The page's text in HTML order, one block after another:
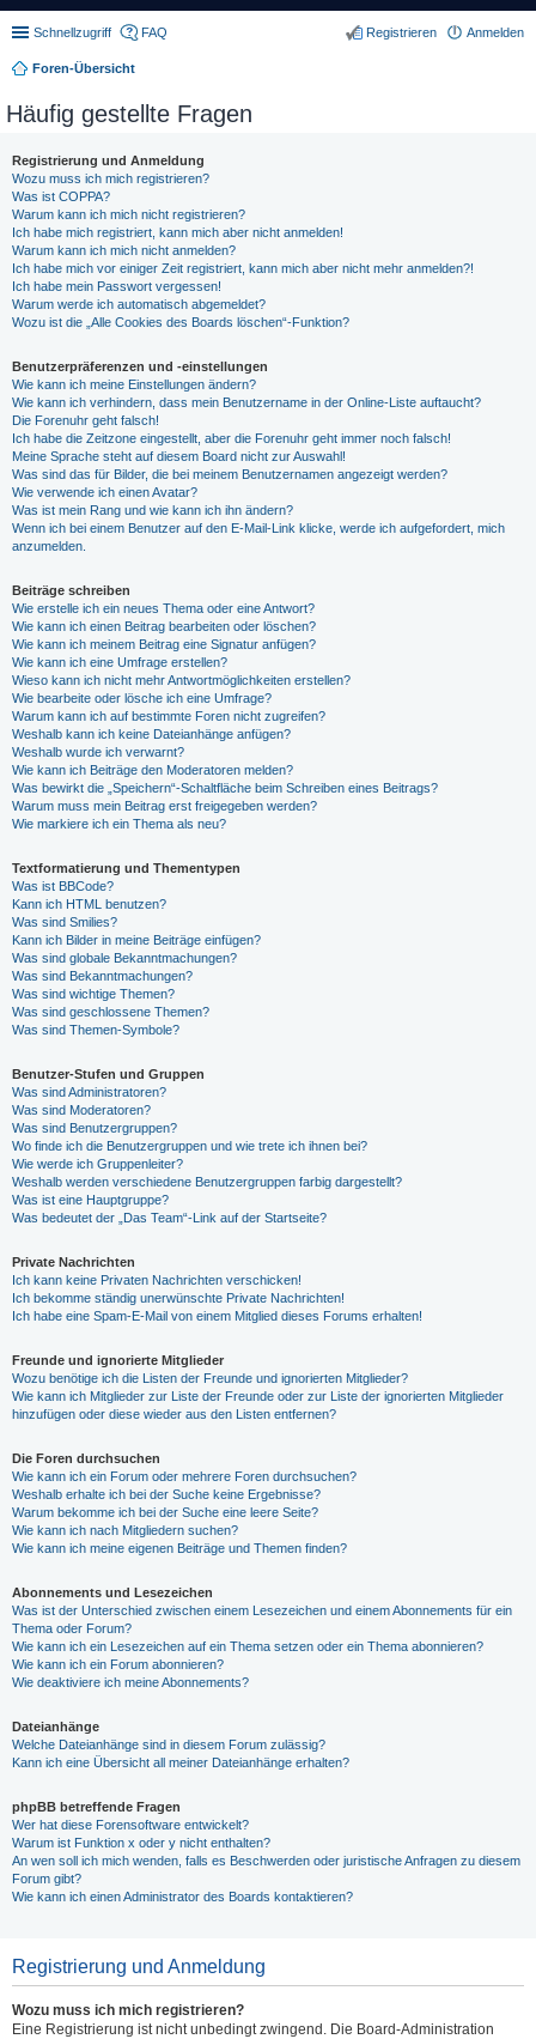
Schnellzugriff FAQ Anmelden
Registrieren
Foren-Übersicht
Häufig gestellte Fragen
Registrierung und Anmeldung
Wozu muss ich mich registrieren?
Was ist COPPA?
Warum kann ich mich nicht registrieren?
Ich habe mich registriert, kann mich aber nicht anmelden!
Warum kann ich mich nicht anmelden?
Ich habe mich vor einiger Zeit registriert, kann mich aber nicht mehr anmelden?!
Ich habe mein Passwort vergessen!
Warum werde ich automatisch abgemeldet?
Wozu ist die „Alle Cookies des Boards löschen“-Funktion?
Benutzerpräferenzen und -einstellungen
Wie kann ich meine Einstellungen ändern?
Wie kann ich verhindern, dass mein Benutzername in der Online-Liste auftaucht?
Die Forenuhr geht falsch!
Ich habe die Zeitzone eingestellt, aber die Forenuhr geht immer noch falsch!
Meine Sprache steht auf diesem Board nicht zur Auswahl!
Was sind das für Bilder, die bei meinem Benutzernamen angezeigt werden?
Wie verwende ich einen Avatar?
Was ist mein Rang und wie kann ich ihn ändern?
Wenn ich bei einem Benutzer auf den E-Mail-Link klicke, werde ich aufgefordert, mich
anzumelden.
Beiträge schreiben
Wie erstelle ich ein neues Thema oder eine Antwort?
Wie kann ich einen Beitrag bearbeiten oder löschen?
Wie kann ich meinem Beitrag eine Signatur anfügen?
Wie kann ich eine Umfrage erstellen?
Wieso kann ich nicht mehr Antwortmöglichkeiten erstellen?
Wie bearbeite oder lösche ich eine Umfrage?
Warum kann ich auf bestimmte Foren nicht zugreifen?
Weshalb kann ich keine Dateianhänge anfügen?
Weshalb wurde ich verwarnt?
Wie kann ich Beiträge den Moderatoren melden?
Was bewirkt die „Speichern“-Schaltfläche beim Schreiben eines Beitrags?
Warum muss mein Beitrag erst freigegeben werden?
Wie markiere ich ein Thema als neu?
Textformatierung und Thementypen
Was ist BBCode?
Kann ich HTML benutzen?
Was sind Smilies?
Kann ich Bilder in meine Beiträge einfügen?
Was sind globale Bekanntmachungen?
Was sind Bekanntmachungen?
Was sind wichtige Themen?
Was sind geschlossene Themen?
Was sind Themen-Symbole?
Benutzer-Stufen und Gruppen
Was sind Administratoren?
Was sind Moderatoren?
Was sind Benutzergruppen?
Wo finde ich die Benutzergruppen und wie trete ich ihnen bei?
Wie werde ich Gruppenleiter?
Weshalb werden verschiedene Benutzergruppen farbig dargestellt?
Was ist eine Hauptgruppe?
Was bedeutet der „Das Team“-Link auf der Startseite?
Private Nachrichten
Ich kann keine Privaten Nachrichten verschicken!
Ich bekomme ständig unerwünschte Private Nachrichten!
Ich habe eine Spam-E-Mail von einem Mitglied dieses Forums erhalten!
Freunde und ignorierte Mitglieder
Wozu benötige ich die Listen der Freunde und ignorierten Mitglieder?
Wie kann ich Mitglieder zur Liste der Freunde oder zur Liste der ignorierten Mitglieder
hinzufügen oder diese wieder aus den Listen entfernen?
Die Foren durchsuchen
Wie kann ich ein Forum oder mehrere Foren durchsuchen?
Weshalb erhalte ich bei der Suche keine Ergebnisse?
Warum bekomme ich bei der Suche eine leere Seite?
Wie kann ich nach Mitgliedern suchen?
Wie kann ich meine eigenen Beiträge und Themen finden?
Abonnements und Lesezeichen
Was ist der Unterschied zwischen einem Lesezeichen und einem Abonnements für ein
Thema oder Forum?
Wie kann ich ein Lesezeichen auf ein Thema setzen oder ein Thema abonnieren?
Wie kann ich ein Forum abonnieren?
Wie deaktiviere ich meine Abonnements?
Dateianhänge
Welche Dateianhänge sind in diesem Forum zulässig?
Kann ich eine Übersicht all meiner Dateianhänge erhalten?
phpBB betreffende Fragen
Wer hat diese Forensoftware entwickelt?
Warum ist Funktion x oder y nicht enthalten?
An wen soll ich mich wenden, falls es Beschwerden oder juristische Anfragen zu diesem
Forum gibt?
Wie kann ich einen Administrator des Boards kontaktieren?
Registrierung und Anmeldung
Wozu muss ich mich registrieren?
Eine Registrierung ist nicht unbedingt zwingend. Die Board-Administration